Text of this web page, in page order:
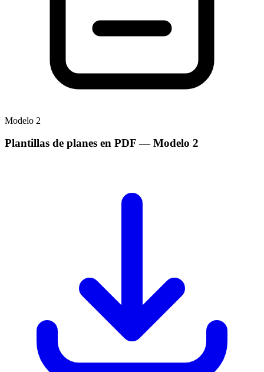
Modelo 2
Plantillas de planes en PDF— Modelo 2